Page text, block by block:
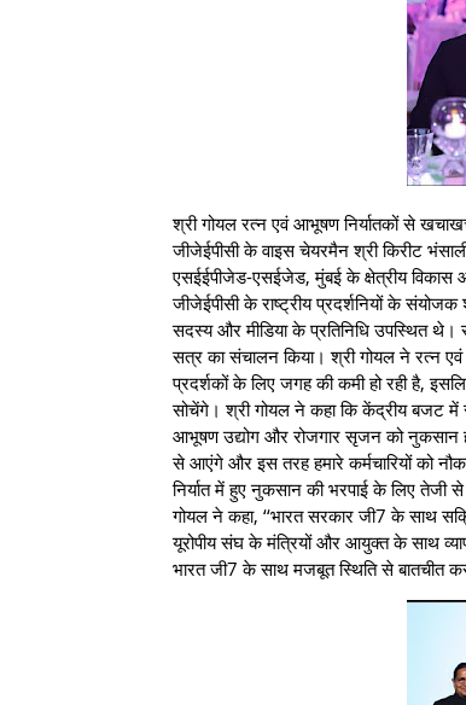
श्री गोयल रत्न एवं आभूषण निर्यातकों से
जीजेईपीसी के वाइस चेयरमैन श्री किरीट
एसईईपीजेड-एसईजेड, मुंबई के क्षेत्रीय विकास
जीजेईपीसी के राष्ट्रीय प्रदर्शनियों के
सदस्य और मीडिया के प्रतिनिधि उपस्थित थे।
सत्र का संचालन किया। श्री गोयल ने रत्न एवं
प्रदर्शकों के लिए जगह की कमी हो रही है,
सोचेंगे। श्री गोयल ने कहा कि केंद्रीय बजट में
आभूषण उद्योग और रोजगार सृजन को नुकसान
से आएंगे और इस तरह हमारे कर्मचारियों को
निर्यात में हुए नुकसान की भरपाई के लिए
गोयल ने कहा, ‘‘भारत सरकार जी7 के साथ
यूरोपीय संघ के मंत्रियों और आयुक्त के साथ
भारत जी7 के साथ मजबूत स्थिति से बातचीत